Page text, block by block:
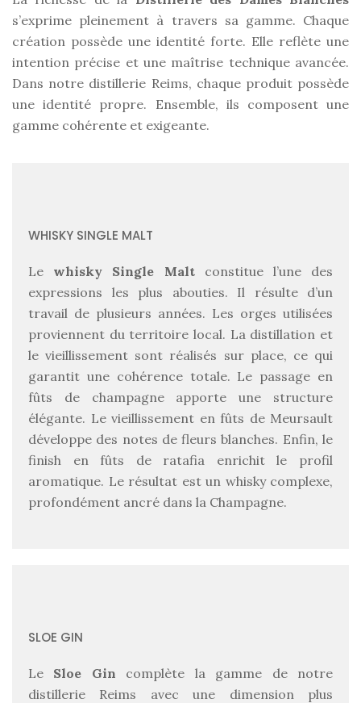
s’exprime pleinement à travers sa gamme. Chaque
création possède une identité forte. Elle reflète une
intention précise et une maîtrise technique avancée.
Dans notre distillerie Reims, chaque produit possède
une identité propre. Ensemble, ils composent une
gamme cohérente et exigeante.
WHISKY SINGLE MALT
Le whisky Single Maltconstitue l’une des
expressions les plus abouties. Il résulte d’un
travail de plusieurs années. Les orges utilisées
proviennent du territoire local. La distillation et
le vieillissement sont réalisés sur place, ce qui
garantit une cohérence totale. Le passage en
fûts de champagne apporte une structure
élégante. Le vieillissement en fûts de Meursault
développe des notes de fleurs blanches. Enfin, le
finish en fûts de ratafia enrichit le profil
aromatique. Le résultat est un whisky complexe,
profondément ancré dans la Champagne.
SLOE GIN
Le Sloe Gin complète la gamme de notre
distillerie Reims avec une dimension plus